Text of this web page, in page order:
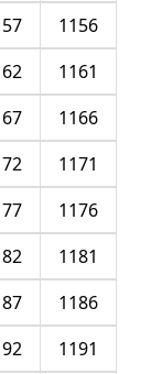
1156
1161
1166
1171
1176
1181
1186
1191